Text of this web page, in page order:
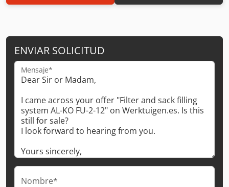
ENVIAR SOLICITUD
Mensaje*
Nombre*